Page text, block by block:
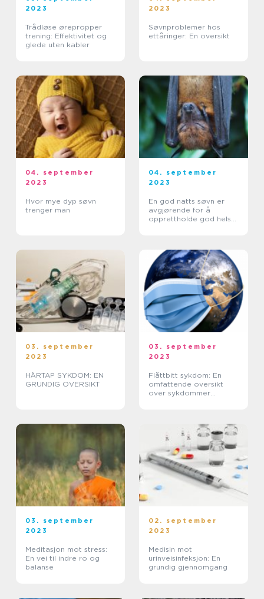
2023
Trådløse ørepropper
trening: Effektivitet og
glede uten kabler
2023
Søvnproblemer hos
ettåringer: En oversikt
04. september
2023
Hvor mye dyp søvn
trenger man
04. september
2023
En god natts søvn er
avgjørende for å
opprettholde god helse
03. september
2023
HÅRTAP SYKDOM: EN
GRUNDIG OVERSIKT
03. september
2023
Flåttbitt sykdom: En
omfattende oversikt
over sykdommer
03. september
2023
Meditasjon mot stress:
En vei til indre ro og
balanse
02. september
2023
Medisin mot
urinveisinfeksjon: En
grundig gjennomgang